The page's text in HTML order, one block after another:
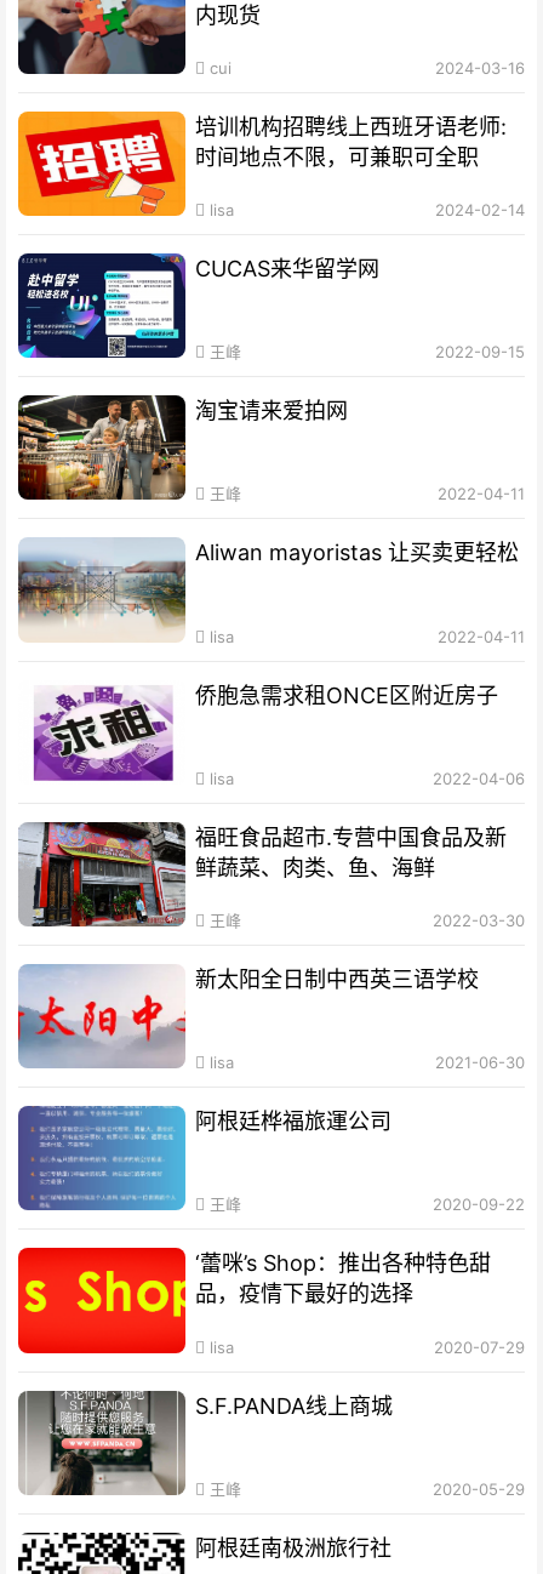
内现货
cui 2024-03-16
培训机构招聘线上西班牙语老师:
时间地点不限，可兼职可全职
lisa 2024-02-14
CUCAS来华留学网
王峰 2022-09-15
淘宝请来爱拍网
王峰 2022-04-11
Aliwan mayoristas 让买卖更轻松
lisa 2022-04-11
侨胞急需求租ONCE区附近房子
lisa 2022-04-06
福旺食品超市.专营中国食品及新
鲜蔬菜、肉类、鱼、海鲜
王峰 2022-03-30
新太阳全日制中西英三语学校
lisa 2021-06-30
阿根廷桦福旅運公司
王峰 2020-09-22
‘蕾咪’s Shop：推出各种特色甜
品，疫情下最好的选择
lisa 2020-07-29
S.F.PANDA线上商城
王峰 2020-05-29
阿根廷南极洲旅行社